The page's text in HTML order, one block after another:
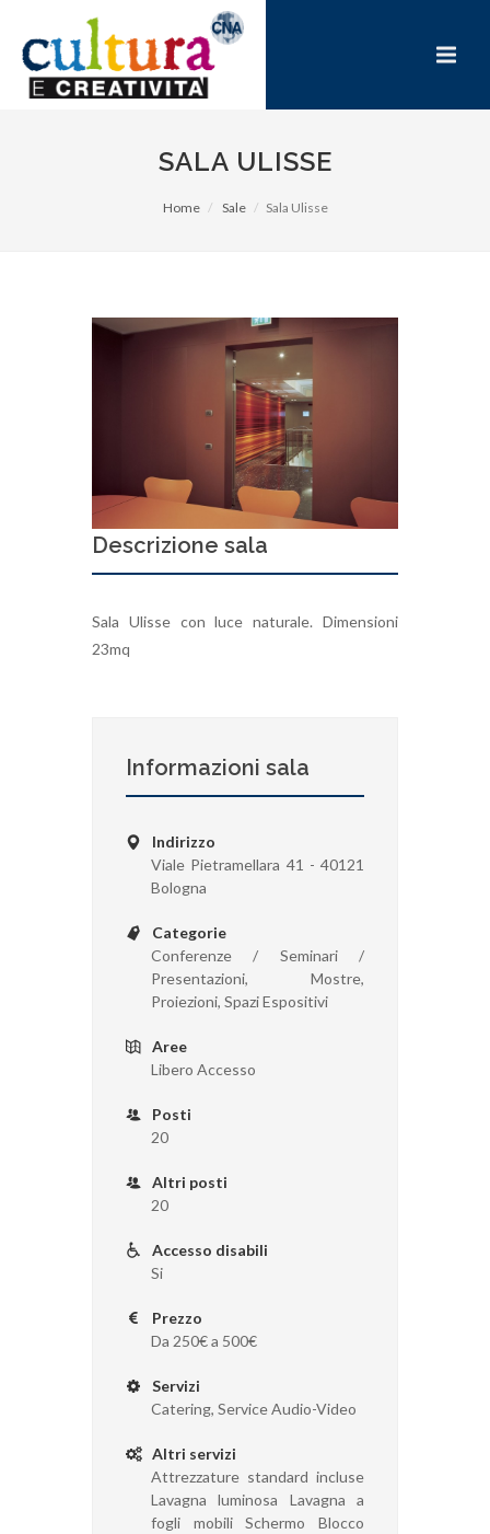
SALA ULISSE
Home Sale Sala Ulisse
Descrizione sala
Sala Ulisse con luce naturale. Dimensioni
23mq
Informazioni sala
Indirizzo
Viale Pietramellara 41 - 40121
Bologna
Categorie
Conferenze / Seminari /
Presentazioni, Mostre,
Proiezioni, Spazi Espositivi
Aree
Libero Accesso
Posti
20
Altri posti
20
Accesso disabili
Si
Prezzo
Da 250€ a 500€
Servizi
Catering, Service Audio-Video
Altri servizi
Attrezzature standard incluse
Lavagna luminosa Lavagna a
fogli mobili Schermo Blocco